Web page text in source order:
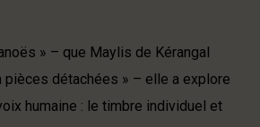
» – que Maylis de Kérangal
pièces détachées » – elle a explore
humaine : le timbre individuel et